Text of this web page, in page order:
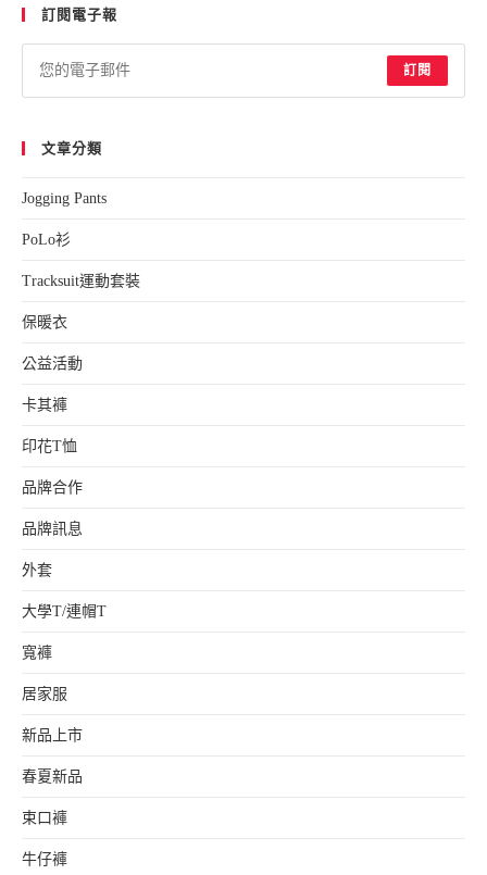
the
訂閱電子報
訂閱
文章分類
Jogging Pants
PoLo衫
Tracksuit運動套裝
保暖衣
公益活動
卡其褲
印花T恤
品牌合作
品牌訊息
外套
大學T/連帽T
寬褲
居家服
新品上市
春夏新品
束口褲
牛仔褲